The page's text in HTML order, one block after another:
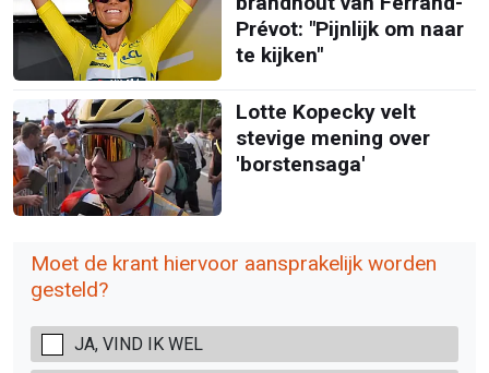
Prévot: "Pijnlijk om naar
te kijken"
Lotte Kopecky velt
stevige mening over
'borstensaga'
Moet de krant hiervoor aansprakelijk worden
gesteld?
JA, VIND IK WEL